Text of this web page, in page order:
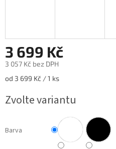
3 699 Kč
3 057 Kč bez DPH
Měrná
od 3 699 Kč / 1 ks
Zvolte variantu
Barva